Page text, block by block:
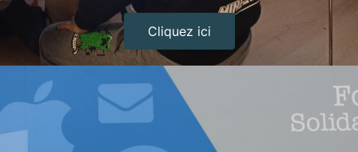
Cliquez ici